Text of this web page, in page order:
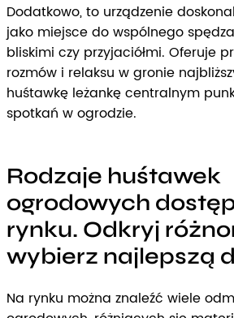
Dodatkowo, to urządzenie
jako miejsce do wspólnego
bliskimi czy przyjaciółmi. Oferuje
rozmów i relaksu w gronie
huśtawkę leżankę centralnym
spotkań w ogrodzie.
Rodzaje huśtawek
ogrodowych
rynku. Odkryj
wybierz najlepszą
Na rynku można znaleźć wiele